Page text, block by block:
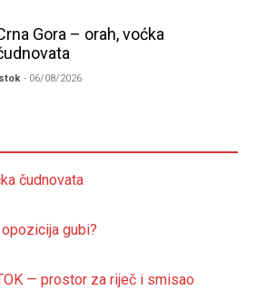
Gora – orah, voćka
- 06/08/2026
čudnovata
gubi?
— prostor za riječ i smisao